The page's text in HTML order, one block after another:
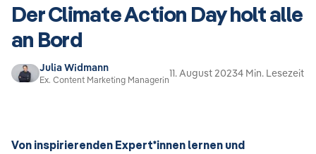
Der Climate Action Day holt alle
an Bord
Julia Widmann
Ex. Content Marketing Managerin
11. August 20234 Min. Lesezeit
Von inspirierenden Expert*innen lernen und